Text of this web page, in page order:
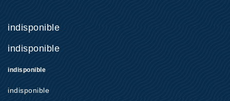
indisponible
indisponible
indisponible
indisponible